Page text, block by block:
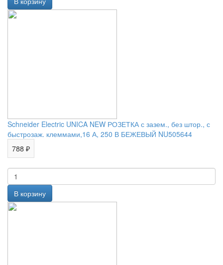
Schneider Electric UNICA NEW РОЗЕТКА с зазем., без штор., с
быстрозаж. клеммами,16 А, 250 В БЕЖЕВЫЙ NU505644
788 ₽